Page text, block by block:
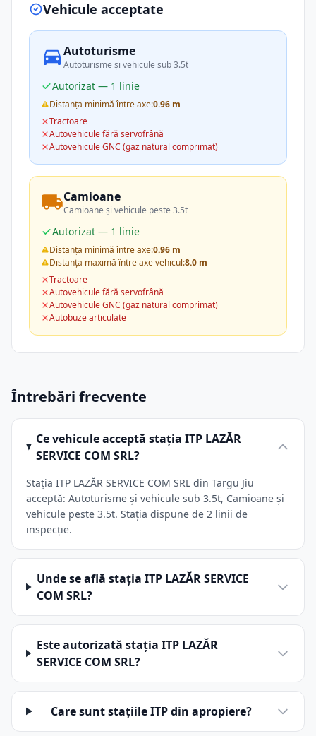
Vehicule acceptate
Autoturisme
Autoturisme și vehicule sub 3.5t
Autorizat — 1 linie
Distanța minimă între axe:0.96 m
Tractoare
Autovehicule fără servofrână
Autovehicule GNC (gaz natural comprimat)
Camioane
Camioane și vehicule peste 3.5t
Autorizat — 1 linie
Distanța minimă între axe:0.96 m
Distanța maximă între axe vehicul:8.0 m
Tractoare
Autovehicule fără servofrână
Autovehicule GNC (gaz natural comprimat)
Autobuze articulate
Întrebări frecvente
Ce vehicule acceptă stația ITP LAZĂR
SERVICE COM SRL?
Stația ITP LAZĂR SERVICE COM SRL din Targu Jiu
acceptă: Autoturisme și vehicule sub 3.5t, Camioane și
vehicule peste 3.5t. Stația dispune de 2 linii de
inspecție.
Unde se află stația ITP LAZĂR SERVICE
COM SRL?
Este autorizată stația ITP LAZĂR
SERVICE COM SRL?
Care sunt stațiile ITP din apropiere?